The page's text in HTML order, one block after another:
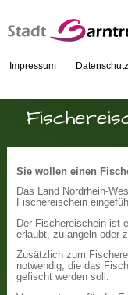
Impressum
Sie wollen einen
Das Land Nordrhein-
Fischereischein
Der Fischereischein ist
erlaubt, zu angeln oder
Zusätzlich zum
notwendig, die das
gefischt werden soll.